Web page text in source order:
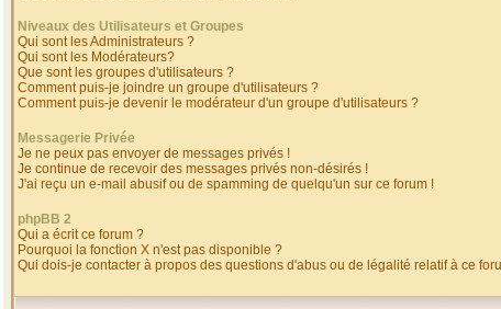
Niveaux des Utilisateurs et Groupes
Qui sont les Administrateurs ?
Qui sont les Modérateurs?
Que sont les groupes d'utilisateurs ?
Comment puis-je joindre un groupe d'utilisateurs ?
Comment puis-je devenir le modérateur d'un groupe d'utilisateurs ?
Messagerie Privée
Je ne peux pas envoyer de messages privés !
Je continue de recevoir des messages privés non-désirés !
J'ai reçu un e-mail abusif ou de spamming de quelqu'un sur ce forum !
phpBB 2
Qui a écrit ce forum ?
Pourquoi la fonction X n'est pas disponible ?
Qui dois-je contacter à propos des questions d'abus ou de légalité relatif à ce